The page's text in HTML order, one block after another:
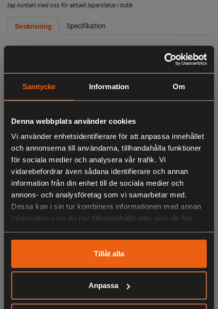
Samtycke Information Om
Denna webbplats använder cookies
Vi använder enhetsidentifierare för att anpassa innehållet
och annonserna till användarna, tillhandahålla funktioner
för sociala medier och analysera vår trafik. Vi
vidarebefordrar även sådana identifierare och annan
information från din enhet till de sociala medier och
annons- och analysföretag som vi samarbetar med.
Dessa kan i sin tur kombinera informationen med annan
information som du har tillhandahållit eller som de har
Tillåt alla
Anpassa
tag kontakt med oss för aktuell lagerstatus i butik
Beskrivning Specifikation
Kedjesåg 2300W. Svärdslängd 40cm. Kedjehastighet
16m/sek. Anti-vibrations system för optimal bekvämlighet.
Utrustad med verktygsfri kedjespännare vilket gör att du
snabbt och enkelt spänner och byter kedjan. Automatisk
kedjesmörjning. Mekanisk broms/kastskydd. gummerat
Levereras med svärddskydd samt kedjeolja.
- 40 cm Oregon®-svärd och kedja
- Kraftfull 2300W motor
- 16 m/s kedjehastighet erbjuder utmärkt prestanda
- Snabbverkande mekanisk kedjebroms
- Lättanvänt reglage för verktygslös kedjespänning
- Anti-vibrationssystem för maximal bekvämlighet
- Automatisk kedjesmörjning för kontinuerlig kapning
- Innovativ spånavskärmare styr undan träflisor från
användaren
- Levereras med Svärdskydd samt 150 ml svärd- och
kedjeolja
LIKNANDE PRODUKTER